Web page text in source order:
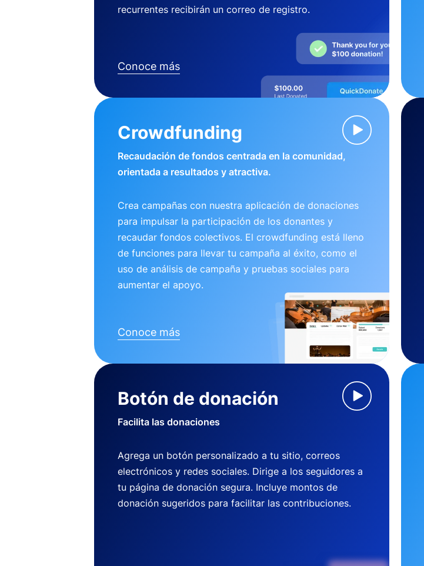
recurrentes recibirán un correo de registro.
Conoce más
Crowdfunding
Recaudación de fondos centrada en la comunidad,
orientada a resultados y atractiva.
Crea campañas con nuestra aplicación de donaciones
para impulsar la participación de los donantes y
recaudar fondos colectivos. El crowdfunding está lleno
de funciones para llevar tu campaña al éxito, como el
uso de análisis de campaña y pruebas sociales para
aumentar el apoyo.
Conoce más
Botón de donación
Facilita las donaciones
Agrega un botón personalizado a tu sitio, correos
electrónicos y redes sociales. Dirige a los seguidores a
tu página de donación segura. Incluye montos de
donación sugeridos para facilitar las contribuciones.